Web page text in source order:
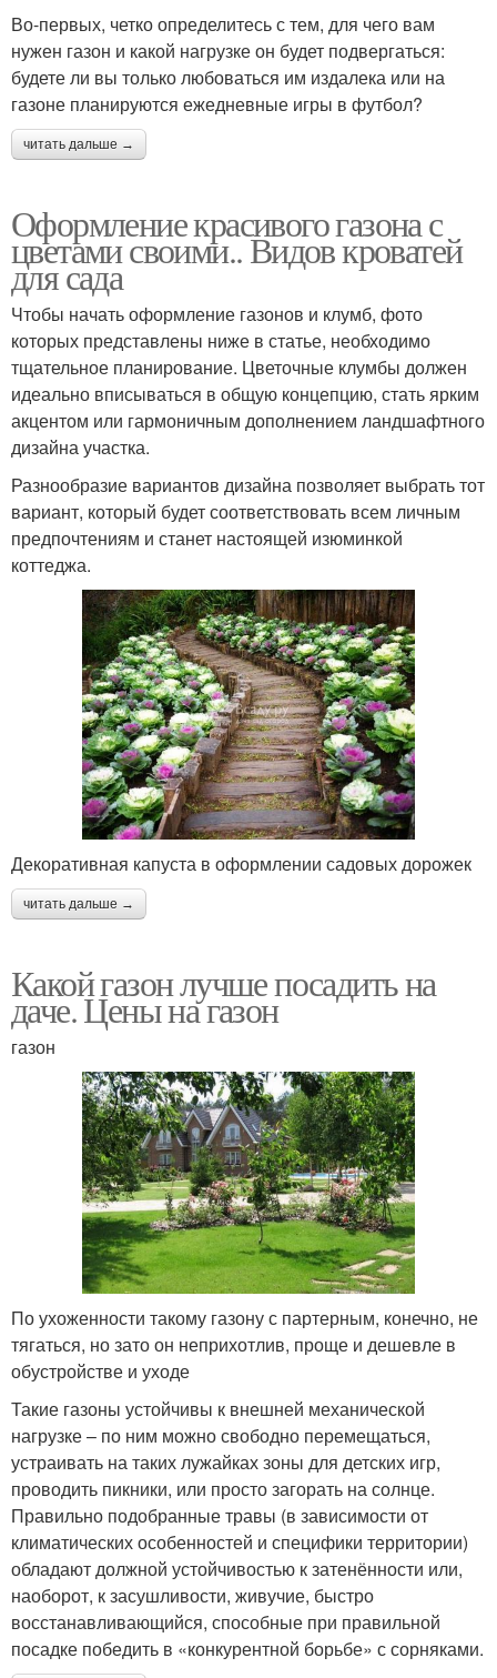
Во-первых, четко определитесь с тем, для чего вам
нужен газон и какой нагрузке он будет подвергаться:
будете ли вы только любоваться им издалека или на
газоне планируются ежедневные игры в футбол?
читать дальше →
Оформление красивого газона с
цветами своими.. Видов кроватей
для сада
Чтобы начать оформление газонов и клумб, фото
которых представлены ниже в статье, необходимо
тщательное планирование. Цветочные клумбы должен
идеально вписываться в общую концепцию, стать ярким
акцентом или гармоничным дополнением ландшафтного
дизайна участка.
Разнообразие вариантов дизайна позволяет выбрать тот
вариант, который будет соответствовать всем личным
предпочтениям и станет настоящей изюминкой
коттеджа.
Декоративная капуста в оформлении садовых дорожек
читать дальше →
Какой газон лучше посадить на
даче. Цены на газон
газон
По ухоженности такому газону с партерным, конечно, не
тягаться, но зато он неприхотлив, проще и дешевле в
обустройстве и уходе
Такие газоны устойчивы к внешней механической
нагрузке – по ним можно свободно перемещаться,
устраивать на таких лужайках зоны для детских игр,
проводить пикники, или просто загорать на солнце.
Правильно подобранные травы (в зависимости от
климатических особенностей и специфики территории)
обладают должной устойчивостью к затенённости или,
наоборот, к засушливости, живучие, быстро
восстанавливающийся, способные при правильной
посадке победить в «конкурентной борьбе» с сорняками.